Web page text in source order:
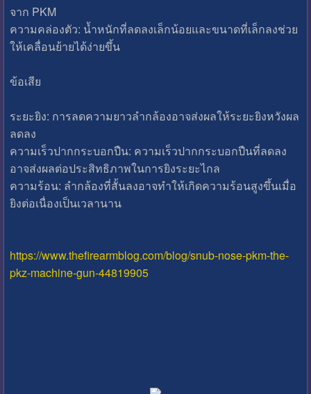
จาก PKM
ความคล่องตัว: น้ำหนักที่ลดลงเล็กน้อยและขนาดที่เล็กลงช่วย
ให้เคลื่อนย้ายได้ง่ายขึ้น
ข้อเสีย
ระยะยิง: การลดความยาวลำกล้องอาจส่งผลให้ระยะยิงหวังผล
ลดลง
ความเร็วปากกระบอกปืน: ความเร็วปากกระบอกปืนที่ลดลง
อาจส่งผลต่อประสิทธิภาพในการยิงระยะไกล
ความร้อน: ลำกล้องที่สั้นลงอาจทำให้เกิดความร้อนสูงขึ้นเมื่อ
ยิงต่อเนื่องเป็นเวลานาน
https://www.thefirearmblog.com/blog/snub-nose-pkm-the-
pkz-machine-gun-44819905